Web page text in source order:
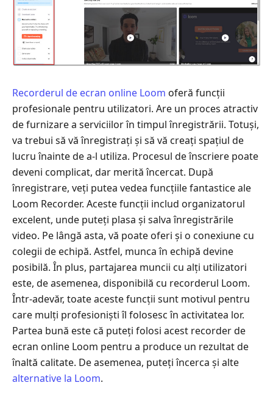
Recorderul de ecran online Loom oferă funcții
profesionale pentru utilizatori. Are un proces atractiv
de furnizare a serviciilor în timpul înregistrării. Totuși,
va trebui să vă înregistrați și să vă creați spațiul de
lucru înainte de a-l utiliza. Procesul de înscriere poate
deveni complicat, dar merită încercat. După
înregistrare, veți putea vedea funcțiile fantastice ale
Loom Recorder. Aceste funcții includ organizatorul
excelent, unde puteți plasa și salva înregistrările
video. Pe lângă asta, vă poate oferi și o conexiune cu
colegii de echipă. Astfel, munca în echipă devine
posibilă. În plus, partajarea muncii cu alți utilizatori
este, de asemenea, disponibilă cu recorderul Loom.
Într-adevăr, toate aceste funcții sunt motivul pentru
care mulți profesioniști îl folosesc în activitatea lor.
Partea bună este că puteți folosi acest recorder de
ecran online Loom pentru a produce un rezultat de
înaltă calitate. De asemenea, puteți încerca și alte
alternative la Loom.